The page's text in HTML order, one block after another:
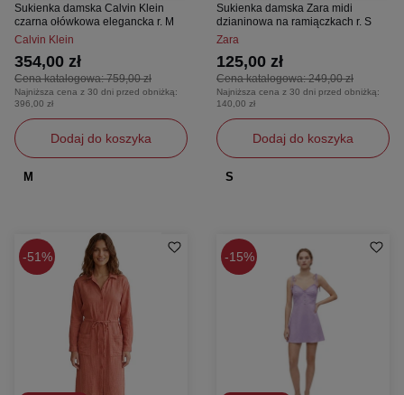
Sukienka damska Calvin Klein
czarna ołówkowa elegancka r. M
Calvin Klein
Cena katalogowa:759,00 zł
354,00 zł
Najniższa cena z 30 dni przed obniżką:
396,00 zł
Dodaj do koszyka
M
Sukienka damska Zara midi
dzianinowa na ramiączkach r. S
Zara
Cena katalogowa:249,00 zł
125,00 zł
Najniższa cena z 30 dni przed obniżką:
140,00 zł
Dodaj do koszyka
S
51% 15%